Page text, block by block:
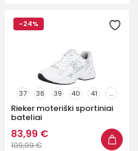
-24%
37 38 39 40 41 ...
Rieker moteriški sportiniai
bateliai
83,99 €
109,99 €